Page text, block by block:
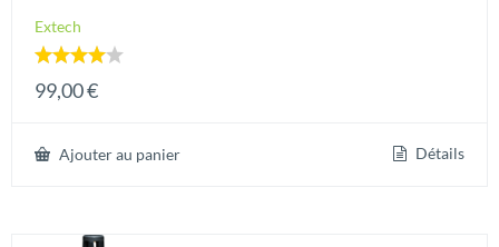
Extech
4.00
99,00€
Ajouter au panier Détails